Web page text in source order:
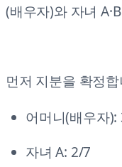
(배우자)와 자녀
먼저 지분을 확정
어머니(배우자):
자녀 A: 2/7